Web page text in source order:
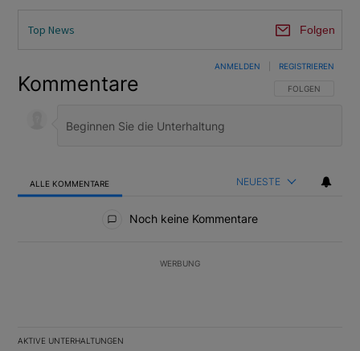
Top News Folgen
Kommentare FOLGE DIESER
FOLGEN
ANMELDEN REGISTRIEREN
ALLE KOMMENTARE NEUESTE
Noch keine Kommentare
WERBUNG
AKTIVE UNTERHALTUNGEN